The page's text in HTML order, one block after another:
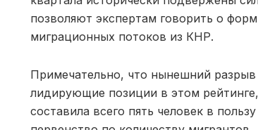
позволяют экспертам говорить о
миграционных потоков из КНР.
Примечательно, что нынешний
лидирующие позиции в этом
составила всего пять человек в